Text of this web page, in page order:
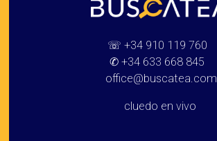
☏ +34 910 119 760
✆ +34 633 668 845
office@buscatea.com
cluedo en vivo